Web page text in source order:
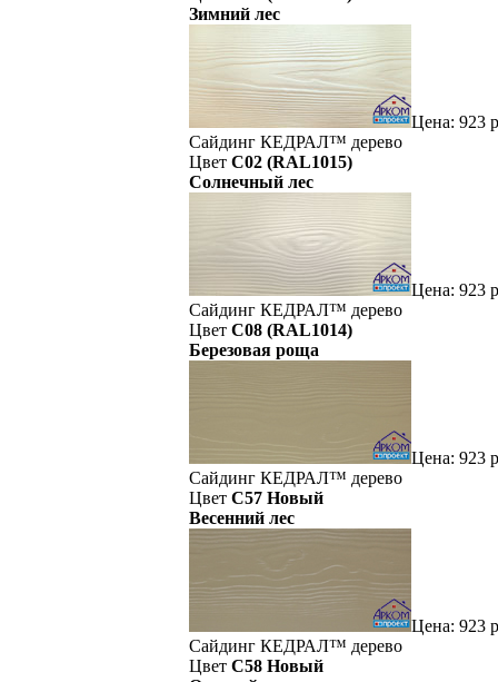
Зимний лес
Цена: 923
Сайдинг КЕДРАЛ™ дерево
Цвет C02 (RAL1015)
Солнечный лес
Цена: 923
Сайдинг КЕДРАЛ™ дерево
Цвет C08 (RAL1014)
Березовая роща
Цена: 923
Сайдинг КЕДРАЛ™ дерево
Цвет C57 Новый
Весенний лес
Цена: 923
Сайдинг КЕДРАЛ™ дерево
Цвет C58 Новый